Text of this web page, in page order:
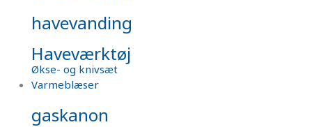
havevanding
Haveværktøj
Økse- og knivsæt
Varmeblæser
gaskanon